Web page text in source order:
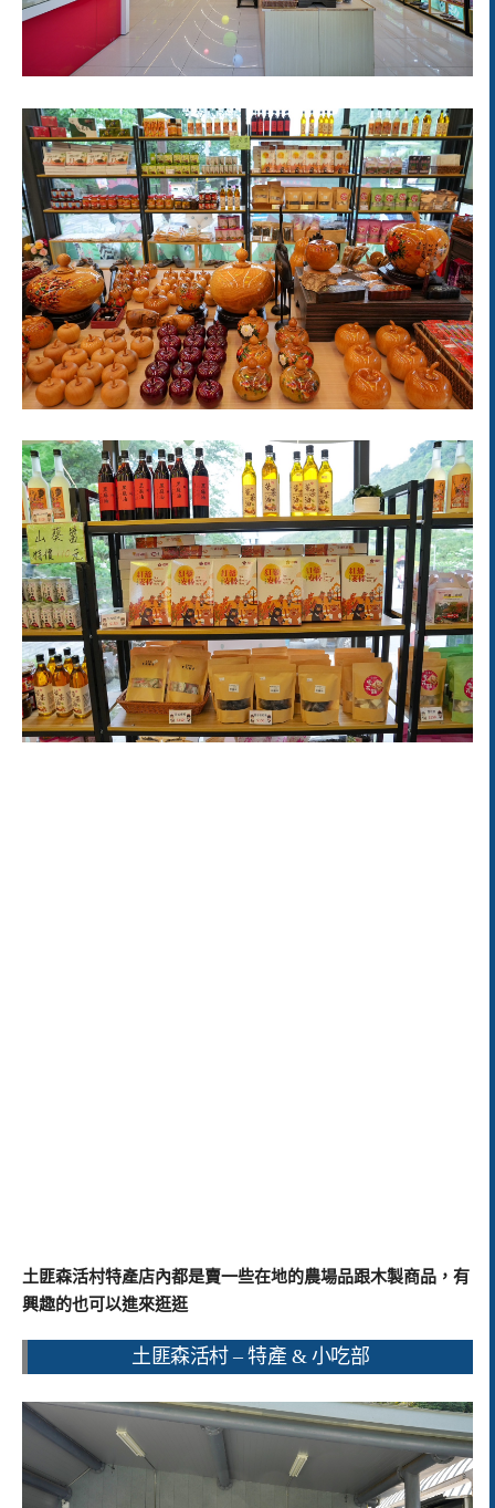
土匪森活村特產店內都是賣一些在地的農場品跟木製商品，有
興趣的也可以進來逛逛
土匪森活村 – 特產 & 小吃部